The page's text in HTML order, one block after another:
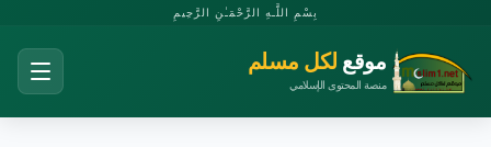
بِسْمِ اللَّـهِ الرَّحْمَـٰنِ الرَّحِيمِ
موقع لكل مسلم
منصة المحتوى الإسلامي